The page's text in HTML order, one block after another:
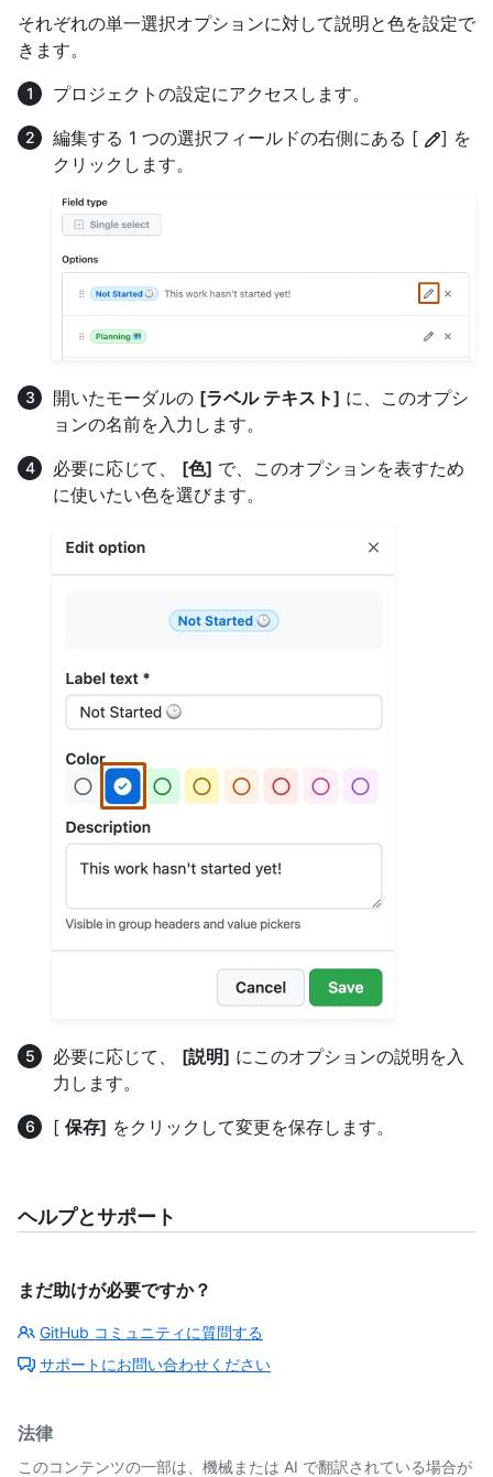
それぞれの単一選択オプションに対して説明と色を設定で
きます。
プロジェクトの設定にアクセスします。
編集する 1 つの選択フィールドの右側にある [
] を
クリックします。
開いたモーダルの [ラベル テキスト] に、このオプシ
ョンの名前を入力します。
必要に応じて、 [色] で、このオプションを表すため
に使いたい色を選びます。
必要に応じて、 [説明] にこのオプションの説明を入
力します。
[ 保存] をクリックして変更を保存します。
ヘルプとサポート
まだ助けが必要ですか？
GitHub コミュニティに質問する
サポートにお問い合わせください
法律
このコンテンツの一部は、機械または AI で翻訳されている場合が